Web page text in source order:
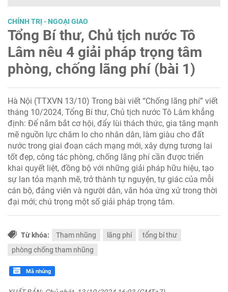
CHÍNH TRỊ - NGOẠI GIAO
Tổng Bí thư, Chủ tịch nước Tô
Lâm nêu 4 giải pháp trọng tâm
phòng, chống lãng phí (bài 1)
Hà Nội (TTXVN 13/10) Trong bài viết “Chống lãng phí” viết
tháng 10/2024, Tổng Bí thư, Chủ tịch nước Tô Lâm khẳng
định: Để nắm bắt cơ hội, đẩy lùi thách thức, gia tăng mạnh
mẽ nguồn lực chăm lo cho nhân dân, làm giàu cho đất
nước trong giai đoạn cách mạng mới, xây dựng tương lai
tốt đẹp, công tác phòng, chống lãng phí cần được triển
khai quyết liệt, đồng bộ với những giải pháp hữu hiệu, tạo
sự lan tỏa mạnh mẽ, trở thành tự nguyện, tự giác của mỗi
cán bộ, đảng viên và người dân, văn hóa ứng xử trong thời
đại mới; chú trọng một số giải pháp trọng tâm.
Từ khóa: Tham nhũng lãng phí
tổng bí thư
phòng chống tham nhũng
Mã nhúng